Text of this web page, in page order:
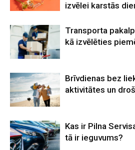
izvēlei karstās
Transporta
kā izvēlēties
Brīvdienas bez
aktivitātes un
Kas ir Pilna
tā ir ieguvums?